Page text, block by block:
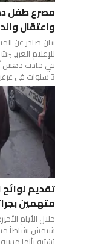
مصرع طفل
واعتقال
بيان صادر عن
للإعلام
في حادث دهس
3 سنوات في عرعرةتلقّت الشرطة بلاغًا عن...
تقديم
متهمين
خلال الأيام
شيمش نشاطاً